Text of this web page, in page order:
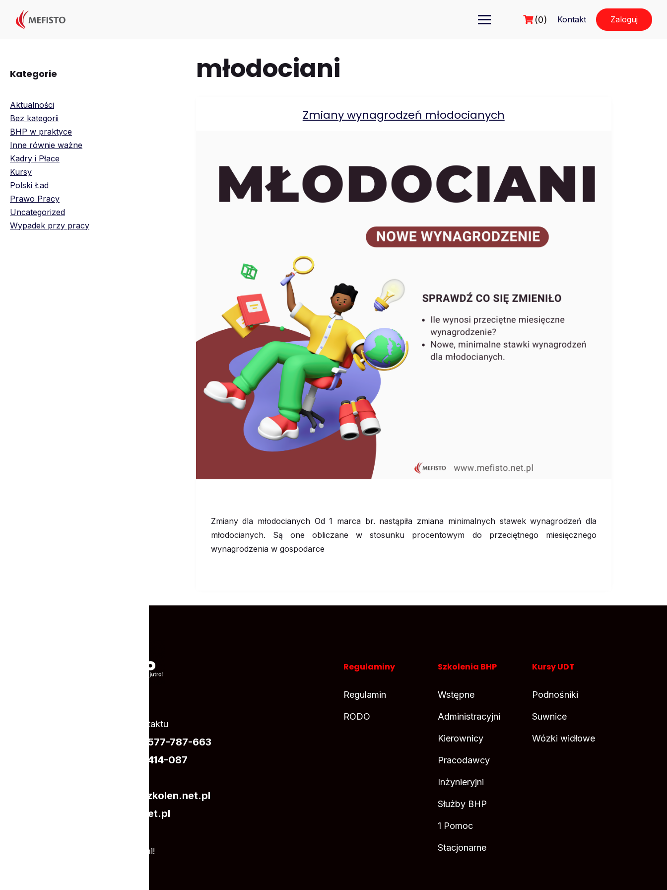
(0) Kontakt Zaloguj
Kategorie
Aktualności
Bez kategorii
BHP w praktyce
Inne równie ważne
Kadry i Płace
Kursy
Polski Ład
Prawo Pracy
Uncategorized
Wypadek przy pracy
młodociani
Zmiany wynagrodzeń młodocianych
Zmiany dla młodocianych Od 1 marca br. nastąpiła zmiana minimalnych stawek wynagrodzeń dla
młodocianych. Są one obliczane w stosunku procentowym do przeciętnego miesięcznego
wynagrodzenia w gospodarce
Zapraszamy do kontaktu
+48 577-787-663
+48 731-414-087
biuro@centrumszkolen.net.pl
biuro@mefisto.net.pl
Skontaktuj się z nami!
Regulaminy
Regulamin
RODO
Szkolenia BHP
Wstępne
Administracyjni
Kierownicy
Pracodawcy
Inżynieryjni
Służby BHP
1 Pomoc
Stacjonarne
Kursy UDT
Podnośniki
Suwnice
Wózki widłowe